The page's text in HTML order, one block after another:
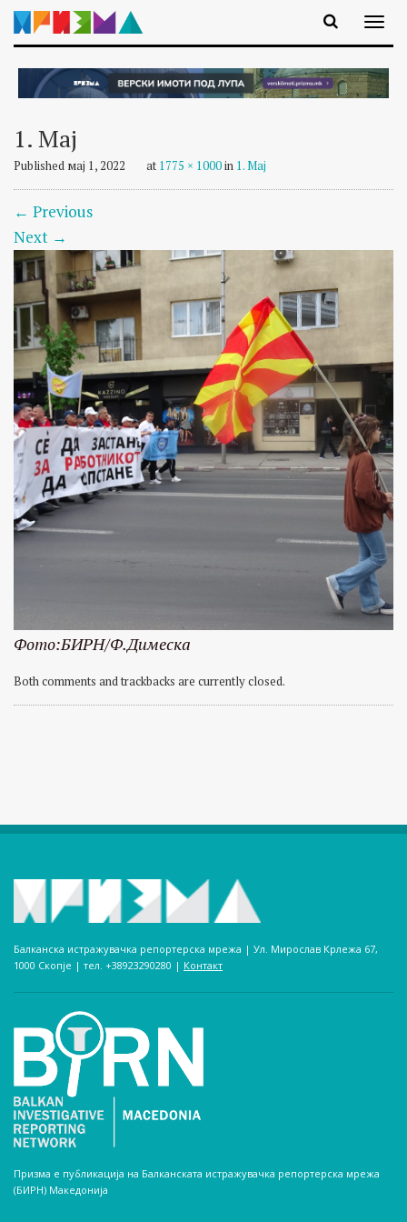
1. Мај
Published мај 1, 2022 at 1775 × 1000in 1. Мај
← Previous
Next →
Фото:БИРН/Ф.Димеска
Both comments and trackbacks are currently closed.
Балканска истражувачка репортерска мрежа | Ул. Мирослав Крлежа 67,
1000 Скопје | тел. +38923290280­ | Контакт
Призма е публикација на Балканската истражувачка репортерска мрежа
(БИРН) Македонија